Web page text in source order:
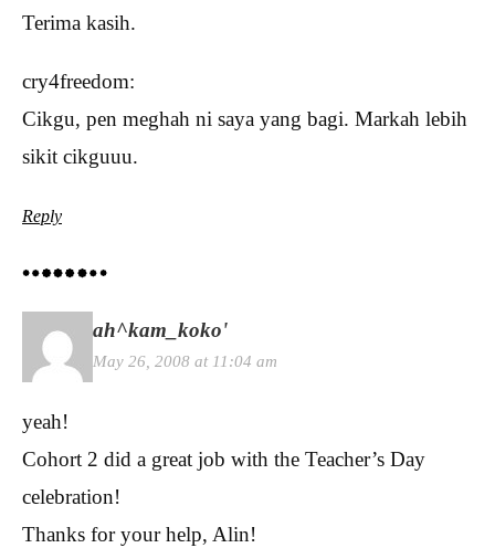
Terima kasih.
cry4freedom:
Cikgu, pen meghah ni saya yang bagi. Markah lebih
sikit cikguuu.
Reply
ah^kam_koko'
May 26, 2008 at 11:04 am
yeah!
Cohort 2 did a great job with the Teacher’s Day
celebration!
Thanks for your help, Alin!